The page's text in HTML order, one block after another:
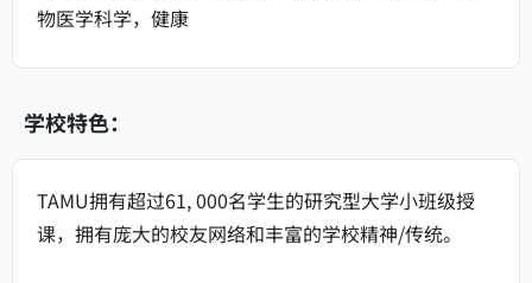
物医学科学，健康
学校特色：
TAMU拥有超过61, 000名学生的研究型大学小班级授
课，拥有庞大的校友网络和丰富的学校精神/传统。